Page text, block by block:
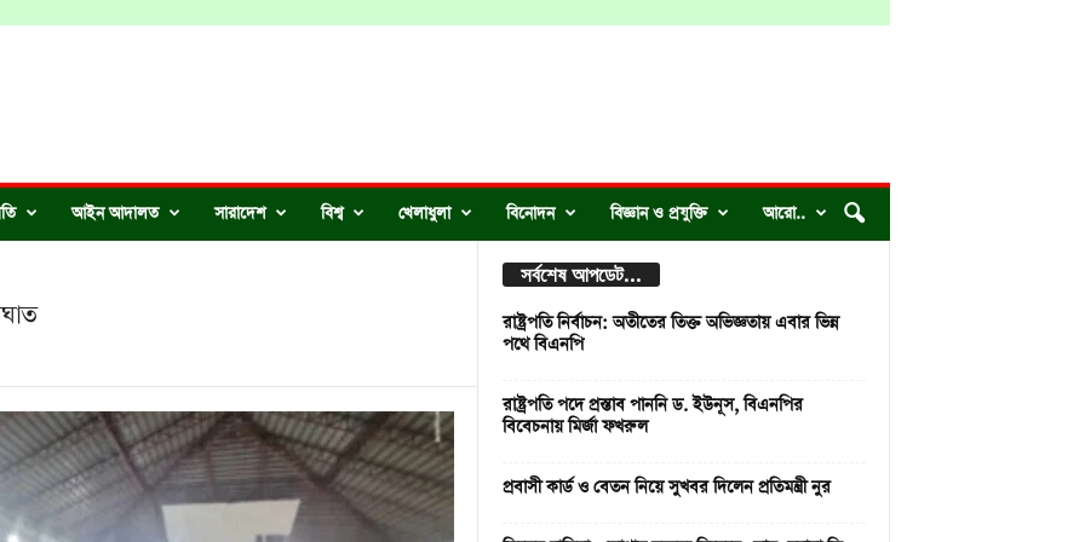
আইন আদালত সারাদেশ বিশ্ব খেলাধুলা বিনোদন বিজ্ঞান ও প্রযুক্তি আরো..
সর্বশেষ আপডেট...
রাষ্ট্রপতি নির্বাচন: অতীতের তিক্ত অভিজ্ঞতায় এবার ভিন্ন
পথে বিএনপি
রাষ্ট্রপতি পদে প্রস্তাব পাননি ড. ইউনূস, বিএনপির
বিবেচনায় মির্জা ফখরুল
প্রবাসী কার্ড ও বেতন নিয়ে সুখবর দিলেন প্রতিমন্ত্রী নুর